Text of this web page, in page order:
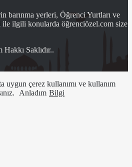
barınma yerleri, Öğrenci Yurtları ve
ile ilgili konularda öğrenciözel.com size
Saklıdır..
uygun çerez kullanımı ve kullanım
Anladım Bilgi